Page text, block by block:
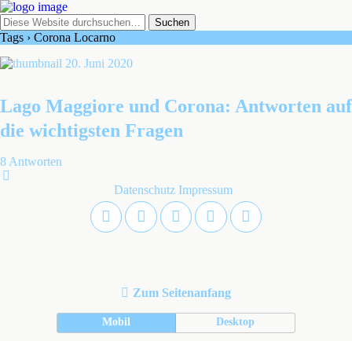
Tags › Corona Locarno
20. Juni 2020
Lago Maggiore und Corona: Antworten auf
die wichtigsten Fragen
8 Antworten
Datenschutz Impressum
Zum Seitenanfang
Mobil Desktop